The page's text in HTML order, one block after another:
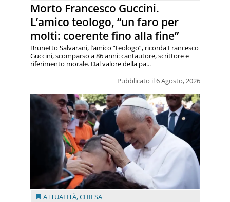
Morto Francesco Guccini.
L’amico teologo, “un faro per
molti: coerente fino alla fine”
Pubblicato il 6 Agosto, 2026
Brunetto Salvarani, l’amico “teologo”, ricorda Francesco
Guccini, scomparso a 86 anni: cantautore, scrittore e
riferimento morale. Dal valore della pa...
ATTUALITÀ,CHIESA